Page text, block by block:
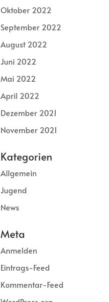
Oktober 2022
September 2022
August 2022
Juni 2022
Mai 2022
April 2022
Dezember 2021
November 2021
Kategorien
Allgemein
Jugend
News
Meta
Anmelden
Eintrags-Feed
Kommentar-Feed